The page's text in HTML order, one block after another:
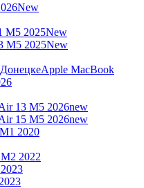
New
M5 2025New
M5 2025New
Apple MacBook
13 M5 2026new
15 M5 2026new
2020
2022